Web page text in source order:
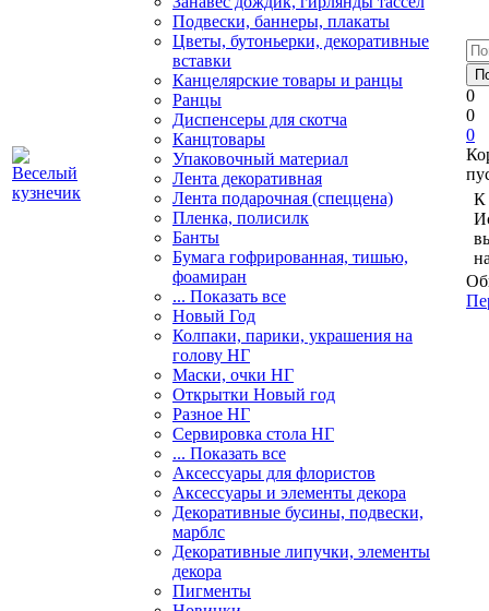
Подвески, баннеры, плакаты
Цветы, бутоньерки, декоративные
вставки
Канцелярские товары и ранцы
Ранцы
Диспенсеры для скотча
Канцтовары
Упаковочный материал
Лента декоративная
Лента подарочная (спеццена)
Пленка, полисилк
Банты
Бумага гофрированная, тишью,
фоамиран
... Показать все
Новый Год
Колпаки, парики, украшения на
голову НГ
Маски, очки НГ
Открытки Новый год
Разное НГ
Сервировка стола НГ
... Показать все
Аксессуары для флористов
Аксессуары и элементы декора
Декоративные бусины, подвески,
марблс
Декоративные липучки, элементы
декора
Пигменты
0
0
0
К